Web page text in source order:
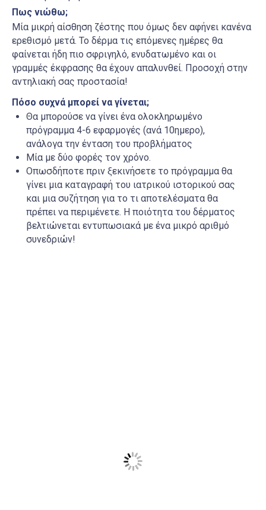
Πως νιώθω;
Μία μικρή αίσθηση ζέστης που όμως δεν αφήνει κανένα
ερεθισμό μετά. Το δέρμα τις επόμενες ημέρες θα
φαίνεται ήδη πιο σφριγηλό, ενυδατωμένο και οι
γραμμές έκφρασης θα έχουν απαλυνθεί. Προσοχή στην
αντηλιακή σας προστασία!
Πόσο συχνά μπορεί να γίνεται;
Θα μπορούσε να γίνει ένα ολοκληρωμένο
πρόγραμμα 4-6 εφαρμογές (ανά 10ημερο),
ανάλογα την ένταση του προβλήματος
Μία με δύο φορές τον χρόνο.
Οπωσδήποτε πριν ξεκινήσετε το πρόγραμμα θα
γίνει μια καταγραφή του ιατρικού ιστορικού σας
και μια συζήτηση για το τι αποτελέσματα θα
πρέπει να περιμένετε. Η ποιότητα του δέρματος
βελτιώνεται εντυπωσιακά με ένα μικρό αριθμό
συνεδριών!